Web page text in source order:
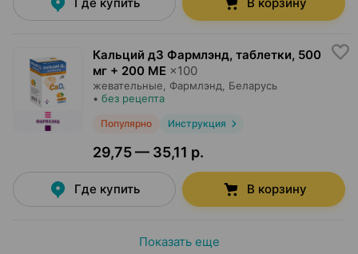
Где купить В корзину
Кальций д3 Фармлэнд, таблетки, 500
мг + 200 МЕ ×100
жевательные, Фармлэнд, Беларусь
• без рецепта
Популярно Инструкция
29,75 — 35,11 р.
Где купить В корзину
Показать еще